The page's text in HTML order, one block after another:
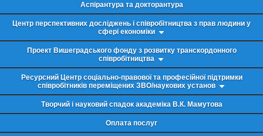
Аспірантура та докторантура
Центр перспективних досліджень і співробітництва з прав людини у
сфері економіки
Проект Вишеградського фонду з розвитку транскордонного
співробітництва
Ресурсний Центр соціально-правової та професійної підтримки
співробітників переміщених ЗВО/наукових установ
Творчий і науковий спадок академіка В.К. Мамутова
Оплата послуг